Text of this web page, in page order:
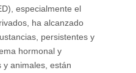
especialmente el
ha alcanzado
persistentes y
hormonal y
y animales, están